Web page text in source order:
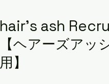
hair's ash
【ヘアーズアッ
用】